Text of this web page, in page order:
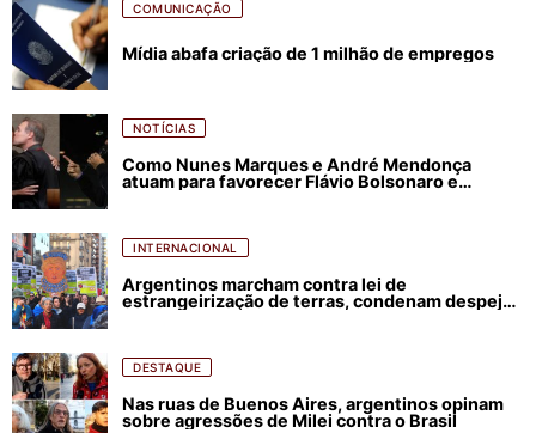
COMUNICAÇÃO
Mídia abafa criação de 1 milhão de empregos
NOTÍCIAS
Como Nunes Marques e André Mendonça
atuam para favorecer Flávio Bolsonaro e
INTERNACIONAL
Argentinos marcham contra lei de
estrangeirização de terras, condenam despejos
DESTAQUE
Nas ruas de Buenos Aires, argentinos opinam
sobre agressões de Milei contra o Brasil